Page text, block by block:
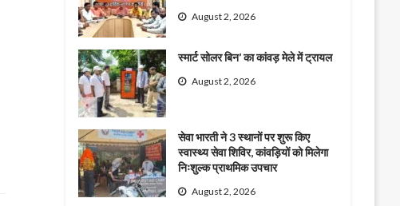
August 2, 2026
स्मार्ट सोलर बिन’ का कांवड़ मेले में ट्रायल
August 2, 2026
सेवा भारती ने 3 स्थानों पर शुरू किए
स्वास्थ्य सेवा शिविर, कांवड़ियों को मिलेगा
निःशुल्क प्राथमिक उपचार
August 2, 2026